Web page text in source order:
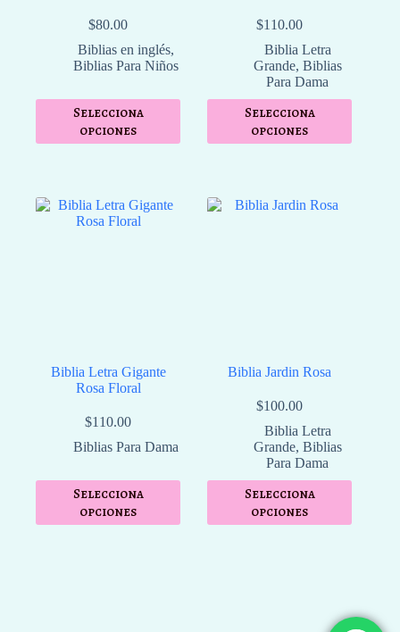
$80.00
⁠Biblias en inglés,
Biblias Para Niños
Selecciona
opciones
$110.00
Biblia Letra
Grande, Biblias
Para Dama
Selecciona
opciones
Biblia Letra Gigante
Rosa Floral
$110.00
Biblias Para Dama
Selecciona
opciones
Biblia Jardin Rosa
$100.00
Biblia Letra
Grande, Biblias
Para Dama
Selecciona
opciones